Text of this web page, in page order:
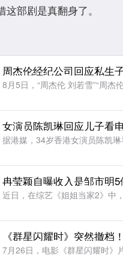
这部剧是真翻身了。
《群星闪耀时》突然撤档！